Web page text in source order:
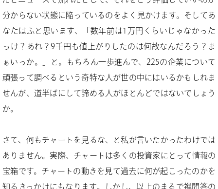
分からない状態に陥っているのをよく見かけます。そしてあ
なたはふと思います、「数年前は1万円くらいじゃなかった
っけ？あれ？9千円も値上がりしたのは何故なんだろう？ま
ぁいっか。」と。もちろん一歩進んで、225の企業について
頑張って調べるという奇特な人が世の中にはいるかもしれま
せんが、道半ばにして諦める人がほとんどではないでしょう
か。
さて、何もチャートを見るな、と私が言いたかったわけでは
ありません。実際、チャートは多くの投資家にとって情報の
宝箱です。チャートの動きを見て過去に何が起こったのかを
知るきっかけにもなります。しかし、以上のまるで禅問答の